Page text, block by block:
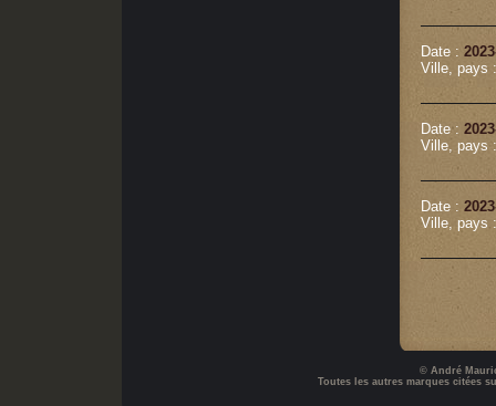
Date :
Ville, pays :
Date :
Ville, pays :
Date :
Ville, pays :
© André
Toutes les autres marques citées